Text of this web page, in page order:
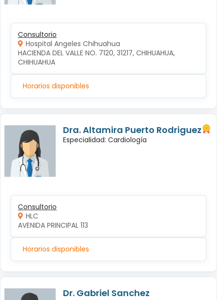
Consultorio
Hospital Angeles Chihuahua
HACIENDA DEL VALLE NO. 7120, 31217, CHIHUAHUA,
CHIHUAHUA
Horarios disponibles
Dra. Altamira Puerto Rodriguez
Especialidad: Cardiología
Consultorio
HLC
AVENIDA PRINCIPAL 113
Horarios disponibles
Dr. Gabriel Sanchez